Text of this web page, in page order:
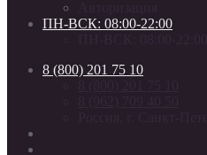
ПН-ВСК: 08:00-22:00
8 (800) 201 75 10